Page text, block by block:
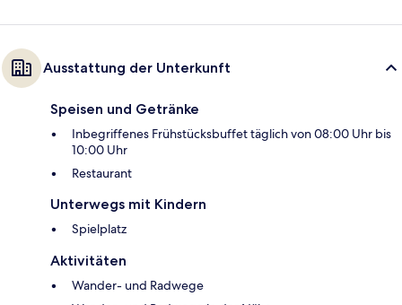
Ausstattung der Unterkunft
Speisen und Getränke
Inbegriffenes Frühstücksbuffet täglich von 08:00 Uhr bis
10:00 Uhr
Restaurant
Unterwegs mit Kindern
Spielplatz
Aktivitäten
Wander- und Radwege